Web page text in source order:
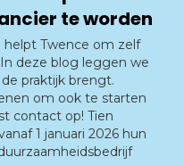
te worden
helpt Twence om zelf
deze blog leggen we
praktijk brengt.
om ook te starten
contact op! Tien
1 januari 2026 hun